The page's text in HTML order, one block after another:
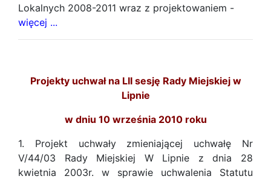
Lokalnych 2008-2011 wraz z projektowaniem -
więcej ...
Projekty uchwał na LII sesję Rady Miejskiej w
Lipnie
w dniu 10 września 2010 roku
1. Projekt uchwały zmieniającej uchwałę Nr
V/44/03 Rady Miejskiej W Lipnie z dnia 28
kwietnia 2003r. w sprawie uchwalenia Statutu